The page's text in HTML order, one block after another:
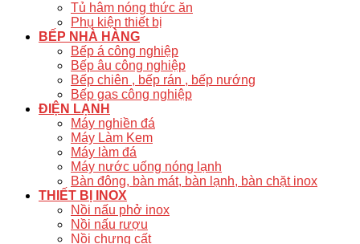
Tủ hâm nóng thức ăn
Phụ kiện thiết bị
BẾP NHÀ HÀNG
Bếp á công nghiệp
Bếp âu công nghiệp
Bếp chiên , bếp rán , bếp nướng
Bếp gas công nghiệp
ĐIỆN LẠNH
Máy nghiền đá
Máy Làm Kem
Máy làm đá
Máy nước uống nóng lạnh
Bàn đông, bàn mát, bàn lạnh, bàn chặt inox
THIẾT BỊ INOX
Nồi nấu phở inox
Nồi nấu rượu
Nồi chưng cất